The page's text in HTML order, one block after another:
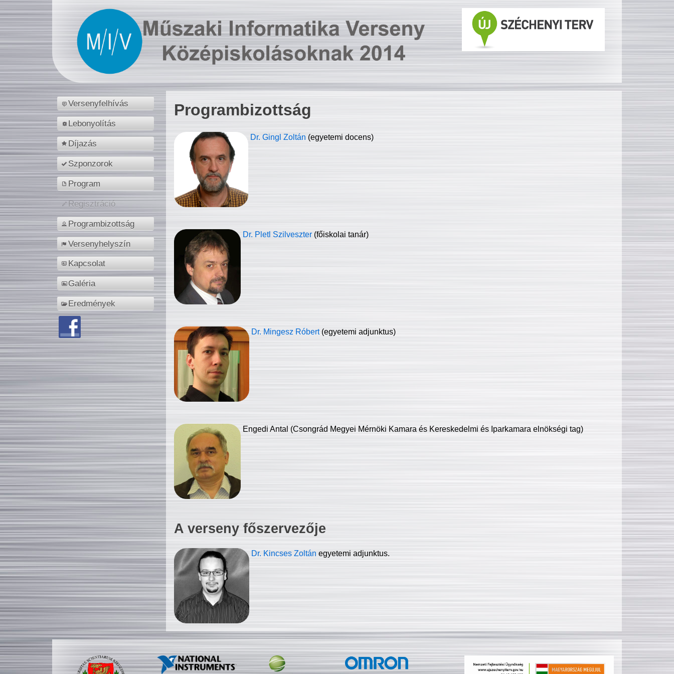
Versenyfelhívás
Lebonyolítás
Díjazás
Szponzorok
Program
Regisztráció
Programbizottság
Versenyhelyszín
Kapcsolat
Galéria
Eredmények
Programbizottság
Dr. Gingl Zoltán (egyetemi docens)
Dr. Pletl Szilveszter (főiskolai tanár)
Dr. Mingesz Róbert (egyetemi adjunktus)
Engedi Antal (Csongrád Megyei Mérnöki Kamara és Kereskedelmi és Iparkamara elnökségi tag)
A verseny főszervezője
Dr. Kincses Zoltán egyetemi adjunktus.